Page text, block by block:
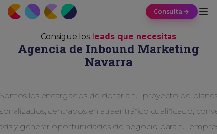
Consulta
Consigue los leads que necesitas
Agencia de Inbound Marketing
Navarra
los encargados de dotar a tu proyecto de
centrados en atraer tráfico cualificado,
y generar oportunidades de negocio para tu